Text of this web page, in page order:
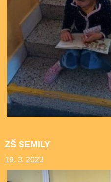
ZŠ SEMILY
19. 3. 2023